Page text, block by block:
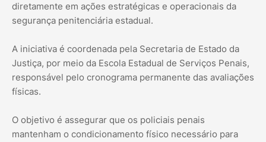
diretamente em ações estratégicas e operacionais da
segurança penitenciária estadual.
A iniciativa é coordenada pela Secretaria de Estado da
Justiça, por meio da Escola Estadual de Serviços Penais,
responsável pelo cronograma permanente das avaliações
físicas.
O objetivo é assegurar que os policiais penais
mantenham o condicionamento físico necessário para